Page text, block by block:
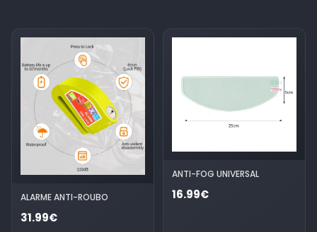
ALARME ANTI-ROUBO
31.99€
ANTI-FOG UNIVERSAL
16.99€